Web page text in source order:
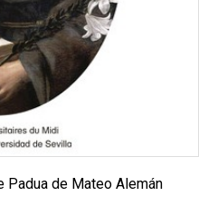
Padua de Mateo Alemán